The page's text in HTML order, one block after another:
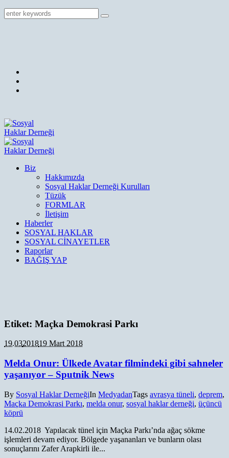
Biz
Hakkımızda
Sosyal Haklar Derneği Kurulları
Tüzük
FORMLAR
İletişim
Haberler
SOSYAL HAKLAR
SOSYAL CİNAYETLER
Raporlar
BAĞIŞ YAP
Etiket: Maçka Demokrasi Parkı
19.03201819 Mart 2018
Melda Onur: Ülkede Avatar filmindeki gibi sahneler
yaşanıyor – Sputnik News
By Sosyal Haklar DerneğiIn MedyadanTags avrasya tüneli, deprem,
Maçka Demokrasi Parkı, melda onur, sosyal haklar derneği, üçüncü
köprü
14.02.2018 Yapılacak tünel için Maçka Parkı’nda ağaç sökme
işlemleri devam ediyor. Bölgede yaşananları ve bunların olası
sonuçlarını Zafer Arapkirli ile...